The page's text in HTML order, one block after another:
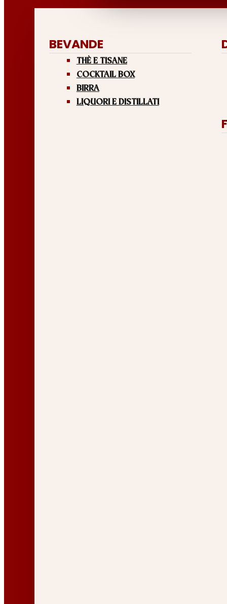
BEVANDE
THÈ E TISANE
COCKTAIL BOX
BIRRA
LIQUORI E DISTILLATI